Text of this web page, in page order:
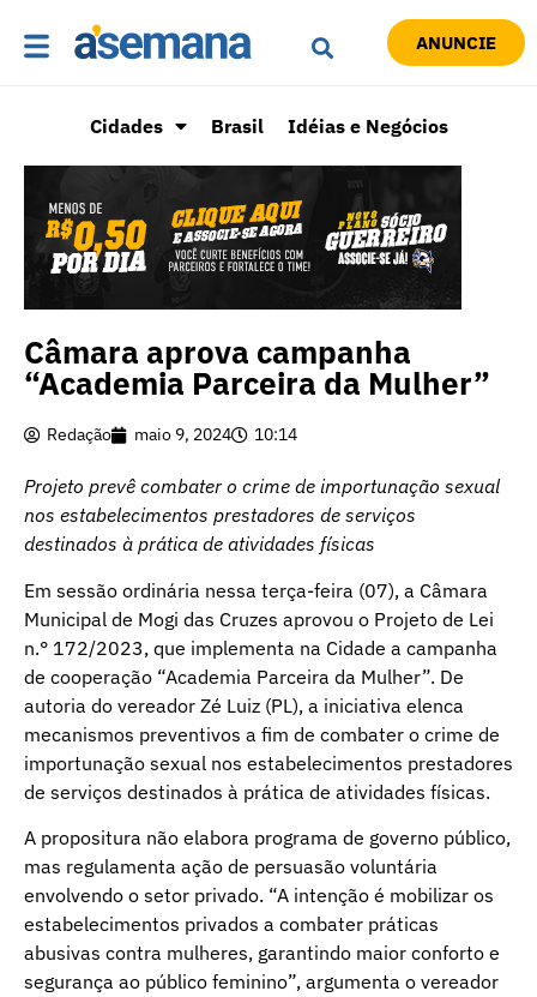
ANUNCIE
Cidades Brasil Idéias e Negócios
Câmara aprova campanha
“Academia Parceira da Mulher”
Redação maio 9, 2024 10:14
Projeto prevê combater o crime de importunação sexual
nos estabelecimentos prestadores de serviços
destinados à prática de atividades físicas
Em sessão ordinária nessa terça-feira (07), a Câmara
Municipal de Mogi das Cruzes aprovou o Projeto de Lei
n.° 172/2023, que implementa na Cidade a campanha
de cooperação “Academia Parceira da Mulher”. De
autoria do vereador Zé Luiz (PL), a iniciativa elenca
mecanismos preventivos a fim de combater o crime de
importunação sexual nos estabelecimentos prestadores
de serviços destinados à prática de atividades físicas.
A propositura não elabora programa de governo público,
mas regulamenta ação de persuasão voluntária
envolvendo o setor privado. “A intenção é mobilizar os
estabelecimentos privados a combater práticas
abusivas contra mulheres, garantindo maior conforto e
segurança ao público feminino”, argumenta o vereador